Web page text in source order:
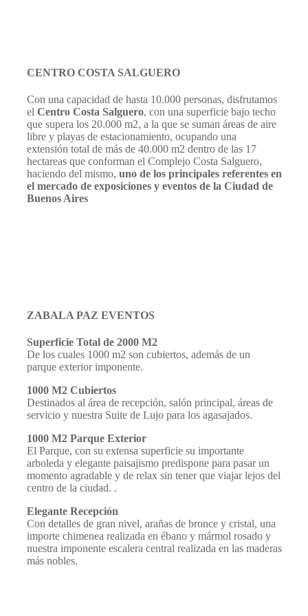
CENTRO COSTA SALGUERO
Con una capacidad de hasta 10.000 personas, disfrutamos
el Centro Costa Salguero, con una superficie bajo techo
que supera los 20.000 m2, a la que se suman áreas de aire
libre y playas de estacionamiento, ocupando una
extensión total de más de 40.000 m2 dentro de las 17
hectareas que conforman el Complejo Costa Salguero,
haciendo del mismo, uno de los principales referentes en
el mercado de exposiciones y eventos de la Ciudad de
Buenos Aires
ZABALA PAZ EVENTOS
Superficie Total de 2000 M2
De los cuales 1000 m2 son cubiertos, además de un
parque exterior imponente.
1000 M2 Cubiertos
Destinados al área de recepción, salón principal, áreas de
servicio y nuestra Suite de Lujo para los agasajados.
1000 M2 Parque Exterior
El Parque, con su extensa superficie su importante
arboleda y elegante paisajismo predispone para pasar un
momento agradable y de relax sin tener que viajar lejos del
centro de la ciudad. .
Elegante Recepción
Con detalles de gran nivel, arañas de bronce y cristal, una
importe chimenea realizada en ébano y mármol rosado y
nuestra imponente escalera central realizada en las maderas
más nobles.